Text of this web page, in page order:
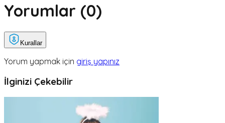
Yorumlar (0)
Kurallar
Yorum yapmak için giriş yapınız
İlginizi Çekebilir